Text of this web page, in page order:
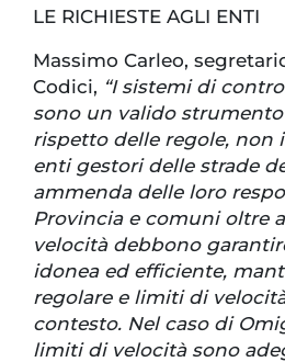
LE RICHIESTE AGLI ENTI
Massimo Carleo,
Codici, “I sistemi di
sono un valido
rispetto delle regole, non
enti gestori delle strade
ammenda delle loro
Provincia e comuni oltre
velocità debbono
idonea ed efficiente,
regolare e limiti di
contesto. Nel caso di
limiti di velocità sono